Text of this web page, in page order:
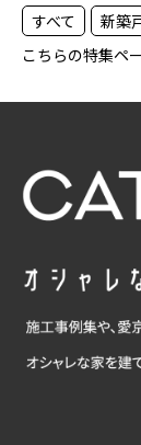
すべて 新築
こちらの特集ペ